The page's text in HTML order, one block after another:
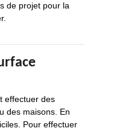
de projet pour la
effectuer des
des maisons. En
Pour effectuer